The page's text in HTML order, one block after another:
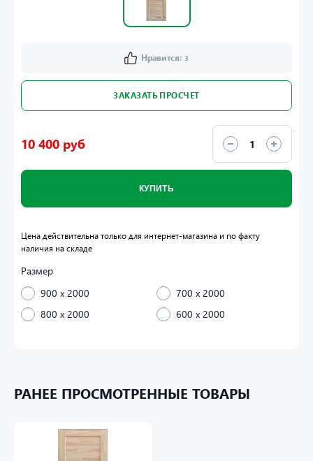
Нравится: 3
ЗАКАЗАТЬ ПРОСЧЕТ
10 400 руб
КУПИТЬ
Размер
900 x 2000
700 x 2000
800 x 2000
600 x 2000
Цена действительна только для интернет-магазина и по факту
наличия на складе
Высота: 2000 мм
Толщина: 37 мм
Мах высота нестандартной двери: 2300 мм
РАНЕЕ ПРОСМОТРЕННЫЕ ТОВАРЫ